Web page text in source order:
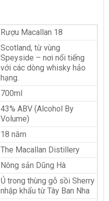
Rượu Macallan 18
Scotland, từ vùng
Speyside – nơi nổi tiếng
với các dòng whisky hảo
hạng.
700ml
43% ABV (Alcohol By
Volume)
18 năm
The Macallan Distillery
Nông sản Dũng Hà
Ủ trong thùng gỗ sồi Sherry
nhập khẩu từ Tây Ban Nha